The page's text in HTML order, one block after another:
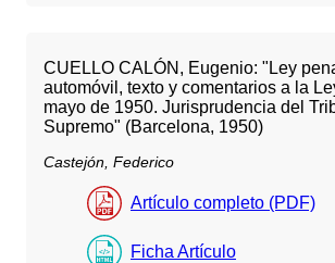
CUELLO CALÓN, Eugenio: "Ley
automóvil, texto y comentarios a la
mayo de 1950. Jurisprudencia del
Supremo" (Barcelona, 1950)
Castejón, Federico
Artículo completo (PDF)
Ficha Artículo